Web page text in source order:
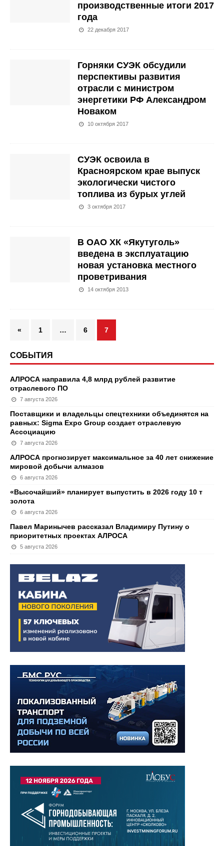
производственные итоги 2017
года
22 декабря 2017
Горняки СУЭК обсудили
перспективы развития
отрасли с министром
энергетики РФ Александром
Новаком
10 октября 2017
СУЭК освоила в
Красноярском крае выпуск
экологически чистого
топлива из бурых углей
3 октября 2017
В ОАО ХК «Якутуголь»
введена в эксплуатацию
новая установка местного
проветривания
14 октября 2013
« 1 … 6 7
СОБЫТИЯ
АЛРОСА направила 4,8 млрд рублей развитие
отраслевого ПО
7 августа 2026
Поставщики и владельцы спецтехники объединятся на
равных: Sigma Expo Group создает отраслевую
Ассоциацию
7 августа 2026
АЛРОСА прогнозирует максимальное за 40 лет снижение
мировой добычи алмазов
6 августа 2026
«Высочайший» планирует выпустить в 2026 году 10 т
золота
6 августа 2026
Павел Маринычев рассказал Владимиру Путину о
приоритетных проектах АЛРОСА
5 августа 2026